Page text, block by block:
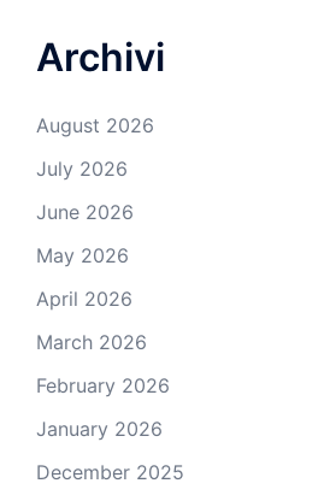
Archivi
August 2026
July 2026
June 2026
May 2026
April 2026
March 2026
February 2026
January 2026
December 2025